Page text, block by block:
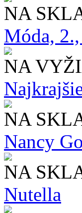
NA
Móda,
NA
NA
Nancy
NA
Nutella